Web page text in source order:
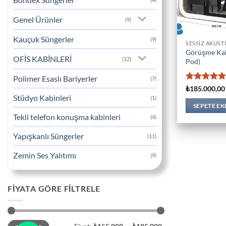
Genel Ürünler (9)
Kauçuk Süngerler (9)
OFİS KABİNLERİ (12)
Polimer Esaslı Bariyerler (7)
Stüdyo Kabinleri (1)
Tekli telefon konuşma kabinleri (4)
Yapışkanlı Süngerler (11)
Zemin Ses Yalıtımı (9)
FIYATA GÖRE FILTRELE
En
En
SESSIZ
Görüşme
Pod)
5 üzerinden
₺185.000,00
SEPETE